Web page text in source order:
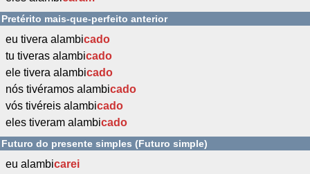
Pretérito mais-que-perfeito anterior
eu tivera alambicado
tu tiveras alambicado
ele tivera alambicado
nós tivéramos alambicado
vós tivéreis alambicado
eles tiveram alambicado
Futuro do presente simples (Futuro simple)
eu alambicarei